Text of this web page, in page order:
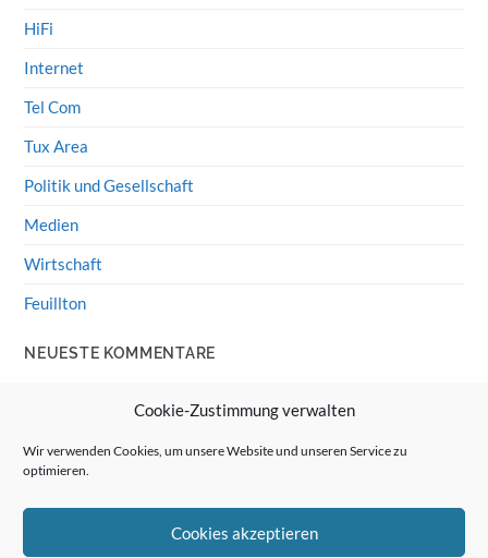
Cookie-Zustimmung verwalten
Wir verwenden Cookies, um unsere Website und unseren Service zu
optimieren.
Cookies akzeptieren
HiFi
Internet
Tel Com
Tux Area
Politik und Gesellschaft
Medien
Wirtschaft
Feuillton
NEUESTE KOMMENTARE
Wolff von Rechenberg
Linux Mint: Google Drive integrieren